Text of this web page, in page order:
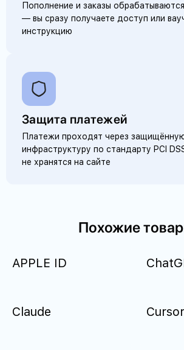
Пополнение и заказы
— вы сразу получаете доступ или
инструкцию
Защита платежей
Платежи проходят через
инфраструктуру по стандарту PCI
не хранятся на сайте
Похожие
APPLE ID
Claude Cursor